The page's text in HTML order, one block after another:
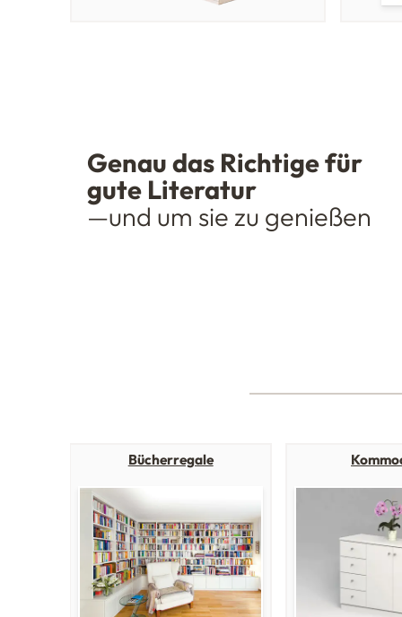
Genau das Richtige für
gute Literatur
—und um sie zu genießen
Bücherregale